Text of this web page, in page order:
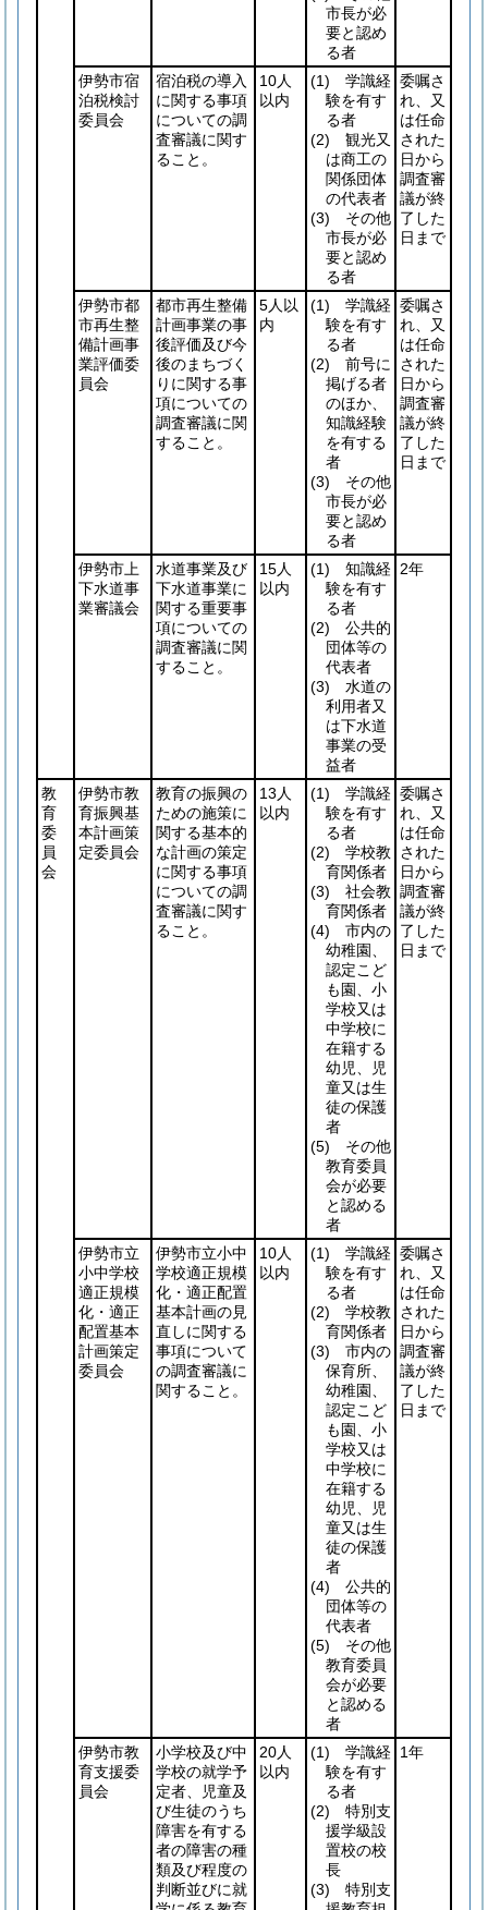
市長が必
要と認め
る者
伊勢市宿
泊税検討
委員会
宿泊税の導入
に関する事項
についての調
査審議に関す
ること。
10人
以内
(1) 学識経
験を有す
る者
(2) 観光又
は商工の
関係団体
の代表者
(3) その他
市長が必
要と認め
る者
委嘱さ
れ、又
は任命
された
日から
調査審
議が終
了した
日まで
伊勢市都
市再生整
備計画事
業評価委
員会
都市再生整備
計画事業の事
後評価及び今
後のまちづく
りに関する事
項についての
調査審議に関
すること。
5人以
内
(1) 学識経
験を有す
る者
(2) 前号に
掲げる者
のほか、
知識経験
を有する
者
(3) その他
市長が必
要と認め
る者
委嘱さ
れ、又
は任命
された
日から
調査審
議が終
了した
日まで
伊勢市上
下水道事
業審議会
水道事業及び
下水道事業に
関する重要事
項についての
調査審議に関
すること。
15人
以内
(1) 知識経
験を有す
る者
(2) 公共的
団体等の
代表者
(3) 水道の
利用者又
は下水道
事業の受
益者
2年
教
育
委
員
会
伊勢市教
育振興基
本計画策
定委員会
教育の振興の
ための施策に
関する基本的
な計画の策定
に関する事項
についての調
査審議に関す
ること。
13人
以内
(1) 学識経
験を有す
る者
(2) 学校教
育関係者
(3) 社会教
育関係者
(4) 市内の
幼稚園、
認定こど
も園、小
学校又は
中学校に
在籍する
幼児、児
童又は生
徒の保護
者
(5) その他
教育委員
会が必要
と認める
者
委嘱さ
れ、又
は任命
された
日から
調査審
議が終
了した
日まで
伊勢市立
小中学校
適正規模
化・適正
配置基本
計画策定
委員会
伊勢市立小中
学校適正規模
化・適正配置
基本計画の見
直しに関する
事項について
の調査審議に
関すること。
10人
以内
(1) 学識経
験を有す
る者
(2) 学校教
育関係者
(3) 市内の
保育所、
幼稚園、
認定こど
も園、小
学校又は
中学校に
在籍する
幼児、児
童又は生
徒の保護
者
(4) 公共的
団体等の
代表者
(5) その他
教育委員
会が必要
と認める
者
委嘱さ
れ、又
は任命
された
日から
調査審
議が終
了した
日まで
伊勢市教
育支援委
員会
小学校及び中
学校の就学予
定者、児童及
び生徒のうち
障害を有する
者の障害の種
類及び程度の
判断並びに就
20人
以内
(1) 学識経
験を有す
る者
(2) 特別支
援学級設
置校の校
長
(3) 特別支
1年